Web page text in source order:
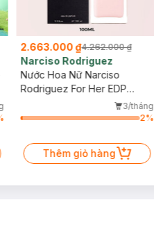
2.663.000 ₫4.262.000 ₫
Narciso Rodriguez
Nước Hoa Nữ Narciso
Rodriguez For Her EDP
3/tháng
2%
Thêm giỏ hàng